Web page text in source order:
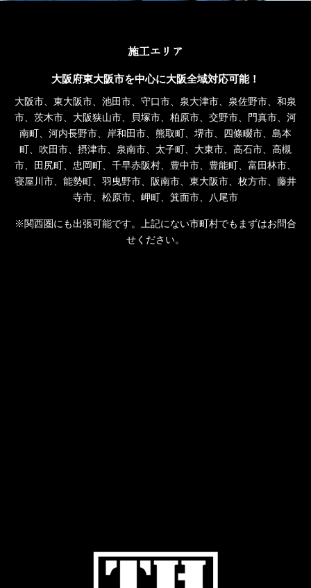
施工エリア
大阪府東大阪市を中心に大阪全域対応可能！
大阪市、東大阪市、池田市、守口市、泉大津市、泉佐野市、和泉
市、茨木市、大阪狭山市、貝塚市、柏原市、交野市、門真市、河
南町、河内長野市、岸和田市、熊取町、堺市、四條畷市、島本
町、吹田市、摂津市、泉南市、太子町、大東市、高石市、高槻
市、田尻町、忠岡町、千早赤阪村、豊中市、豊能町、富田林市、
寝屋川市、能勢町、羽曳野市、阪南市、東大阪市、枚方市、藤井
寺市、松原市、岬町、箕面市、八尾市
※関西圏にも出張可能です。上記にない市町村でもまずはお問合
せください。